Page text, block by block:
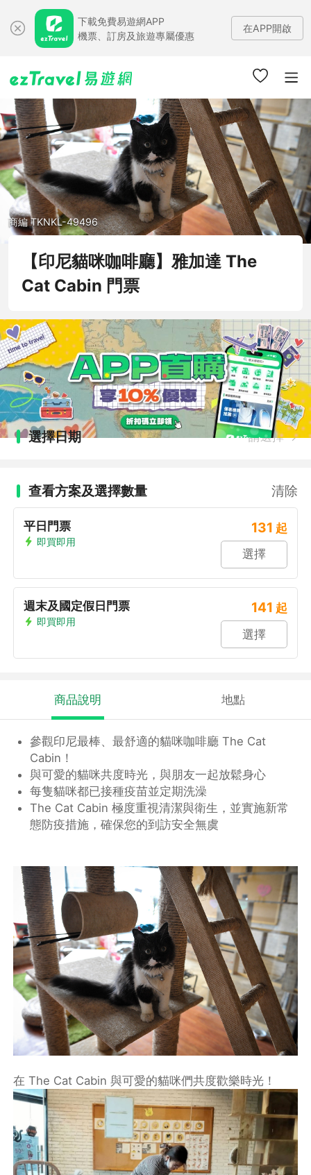
下載免費易遊網APP
機票、訂房及旅遊專屬優惠
在APP開啟
商編 TKNKL-49496
【印尼貓咪咖啡廳】雅加達 The
Cat Cabin 門票
選擇日期 請選擇
查看方案及選擇數量 清除
平日門票
即買即用
131 起
選擇
週末及國定假日門票
即買即用
141 起
選擇
商品說明 地點
參觀印尼最棒、最舒適的貓咪咖啡廳 The Cat
Cabin！
與可愛的貓咪共度時光，與朋友一起放鬆身心
每隻貓咪都已接種疫苗並定期洗澡
The Cat Cabin 極度重視清潔與衛生，並實施新常
態防疫措施，確保您的到訪安全無虞
在 The Cat Cabin 與可愛的貓咪們共度歡樂時光！